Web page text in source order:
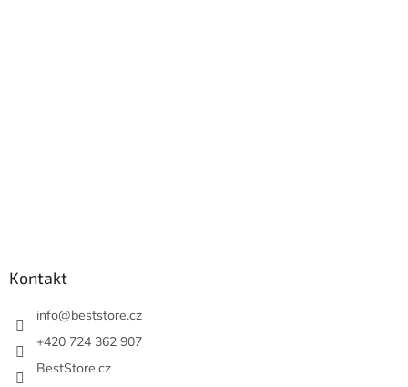
Kontakt
info@beststore.cz
+420 724 362 907
BestStore.cz